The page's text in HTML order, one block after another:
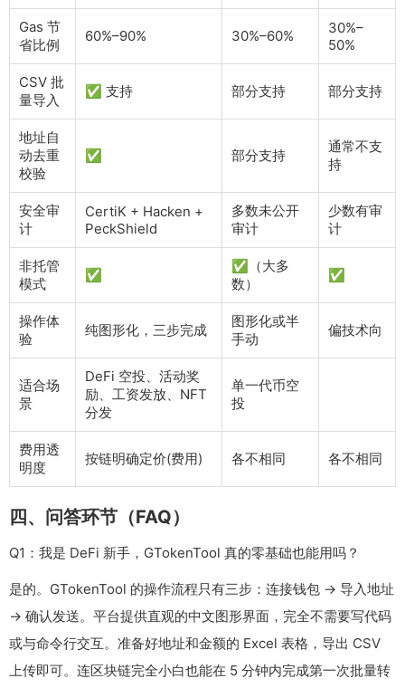
Gas 节
省比例
60%–90% 30%–60%
30%–
50%
CSV 批
量导入
✅ 支持 部分支持 部分支持
地址自
动去重
校验
✅ 部分支持
通常不支
持
安全审
计
CertiK + Hacken +
PeckShield
多数未公开
审计
少数有审
计
非托管
模式
✅
✅（大多
数）
✅
操作体
验
纯图形化，三步完成
图形化或半
手动
偏技术向
适合场
景
DeFi 空投、活动奖
励、工资发放、NFT
分发
单一代币空
投
费用透
明度
按链明确定价(费用) 各不相同 各不相同
四、问答环节（FAQ）
Q1：我是 DeFi 新手，GTokenTool 真的零基础也能用吗？
是的。GTokenTool 的操作流程只有三步：连接钱包 → 导入地址
→ 确认发送。平台提供直观的中文图形界面，完全不需要写代码
或与命令行交互。准备好地址和金额的 Excel 表格，导出 CSV
上传即可。连区块链完全小白也能在 5 分钟内完成第一次批量转